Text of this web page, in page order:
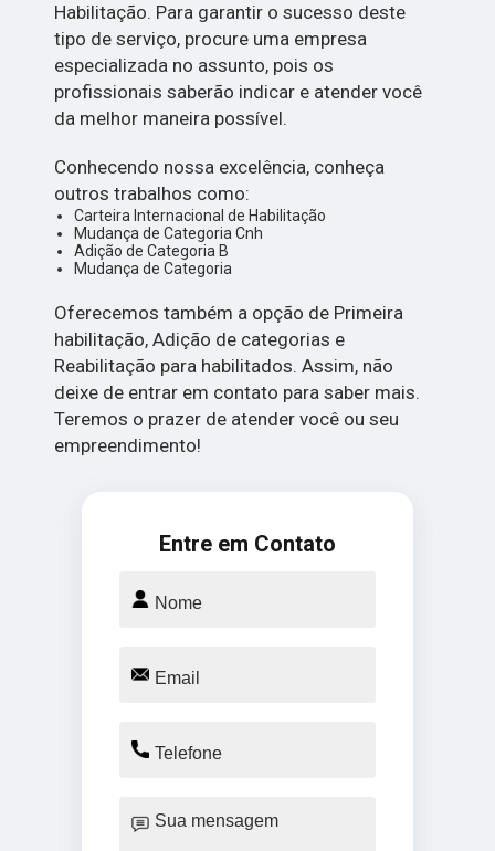
Habilitação. Para garantir o sucesso deste
tipo de serviço, procure uma empresa
especializada no assunto, pois os
profissionais saberão indicar e atender você
da melhor maneira possível.
Conhecendo nossa excelência, conheça
outros trabalhos como:
Carteira Internacional de Habilitação
Mudança de Categoria Cnh
Adição de Categoria B
Mudança de Categoria
Oferecemos também a opção de Primeira
habilitação, Adição de categorias e
Reabilitação para habilitados. Assim, não
deixe de entrar em contato para saber mais.
Teremos o prazer de atender você ou seu
empreendimento!
Entre em Contato